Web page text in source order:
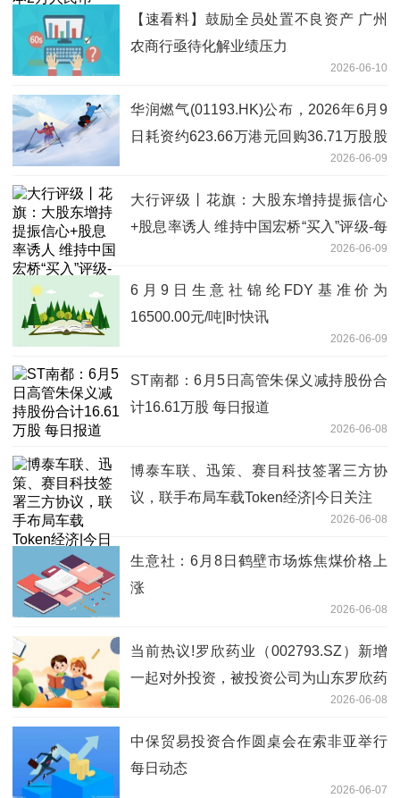
【速看料】鼓励全员处置不良资产 广州
农商行亟待化解业绩压力
2026-06-10
华润燃气(01193.HK)公布，2026年6月9
日耗资约623.66万港元回购36.71万股股
2026-06-09
大行评级丨花旗：大股东增持提振信心
+股息率诱人 维持中国宏桥“买入”评级-每
2026-06-09
6月9日生意社锦纶FDY基准价为
16500.00元/吨|时快讯
2026-06-09
ST南都：6月5日高管朱保义减持股份合
计16.61万股 每日报道
2026-06-08
博泰车联、迅策、赛目科技签署三方协
议，联手布局车载Token经济|今日关注
2026-06-08
生意社：6月8日鹤壁市场炼焦煤价格上
涨
2026-06-08
当前热议!罗欣药业（002793.SZ）新增
一起对外投资，被投资公司为山东罗欣药
2026-06-08
中保贸易投资合作圆桌会在索非亚举行
每日动态
2026-06-07